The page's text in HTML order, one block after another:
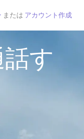
または アカウント作成
す